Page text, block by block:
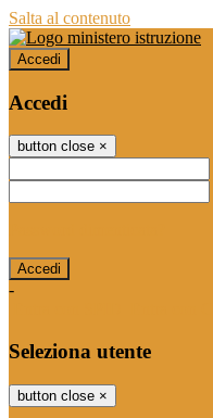
Salta al contenuto
Accedi
Accedi
button close ×
-
Seleziona utente
button close ×